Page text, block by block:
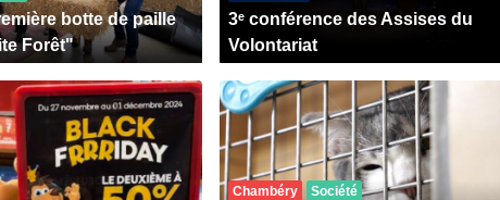
botte de paille
Forêt"
3ᵉ conférence des Assises du
Volontariat
Chambéry Société